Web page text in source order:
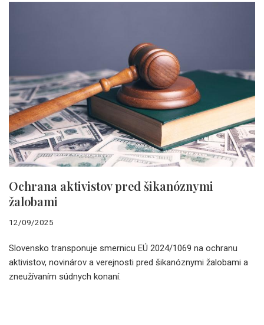
Ochrana aktivistov pred šikanóznymi
žalobami
12/09/2025
Slovensko transponuje smernicu EÚ 2024/1069 na ochranu
aktivistov, novinárov a verejnosti pred šikanóznymi žalobami a
zneužívaním súdnych konaní.